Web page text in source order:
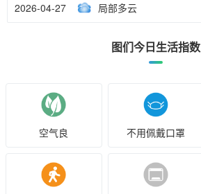
2026-04-27 局部多云
图们今日生活指数
空气良 不用佩戴口罩